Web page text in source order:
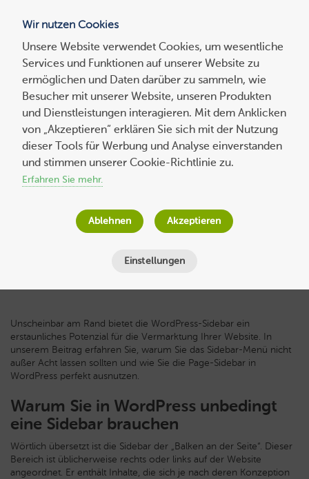
Suchen
nach:
So nutzen Sie die WordPress-Sidebar
gezielt für mehr Conversions – Unsere
Host Europe am
23. Mai 2022
Unscheinbar am Rand bietet die WordPress-Sidebar ein
erstaunliches Potenzial für die Vermarktung Ihrer Website. In
unserem Beitrag erfahren Sie, warum Sie das Sidebar-Menü nicht
außer Acht lassen sollten und wie Sie die Page-Sidebar in
WordPress perfekt ausnutzen.
Warum Sie in WordPress unbedingt
eine Sidebar brauchen
Wörtlich übersetzt ist die Sidebar der „Balken an der Seite“. Dieser
Bereich ist üblicherweise rechts oder links auf der Website
angeordnet. Er enthält Inhalte, die sich je nach deren Konzeption
Wir nutzen Cookies
Unsere Website verwendet Cookies, um wesentliche
Services und Funktionen auf unserer Website zu
ermöglichen und Daten darüber zu sammeln, wie
Besucher mit unserer Website, unseren Produkten
und Dienstleistungen interagieren. Mit dem Anklicken
von „Akzeptieren“ erklären Sie sich mit der Nutzung
dieser Tools für Werbung und Analyse einverstanden
und stimmen unserer Cookie-Richtlinie zu.
Erfahren Sie mehr.
Einstellungen
Ablehnen Akzeptieren